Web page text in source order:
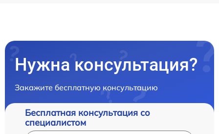
Нужна консультация?
Закажите бесплатную консультацию
Бесплатная консультация со
специалистом